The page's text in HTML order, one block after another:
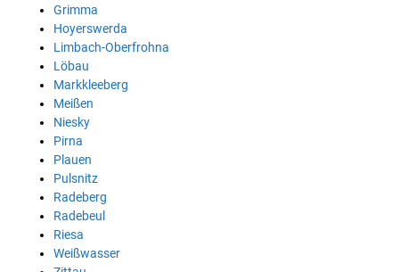
Grimma
Hoyerswerda
Limbach-Oberfrohna
Löbau
Markkleeberg
Meißen
Niesky
Pirna
Plauen
Pulsnitz
Radeberg
Radebeul
Riesa
Weißwasser